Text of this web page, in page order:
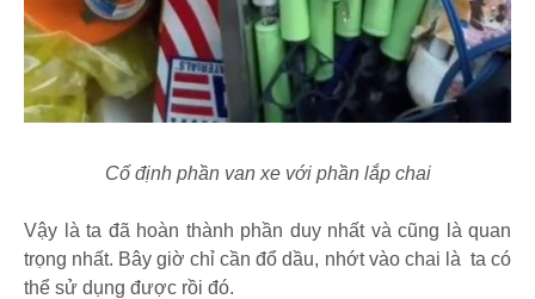
Cố định phần van xe với phần lắp chai
Vậy là ta đã hoàn thành phần duy nhất và cũng là quan
trọng nhất. Bây giờ chỉ cần đổ dầu, nhớt vào chai là ta có
thể sử dụng được rồi đó.